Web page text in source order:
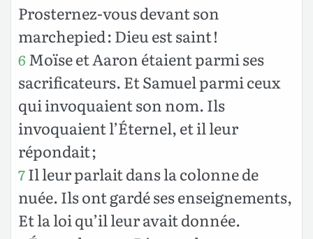
Prosternez-vous devant son
marchepied : Dieu est saint !
6 Moïse et Aaron étaient parmi ses
sacrificateurs. Et Samuel parmi ceux
qui invoquaient son nom. Ils
invoquaient l’Éternel, et il leur
répondait ;
7Il leur parlait dans la colonne de
nuée. Ils ont gardé ses enseignements,
Et la loi qu’il leur avait donnée.